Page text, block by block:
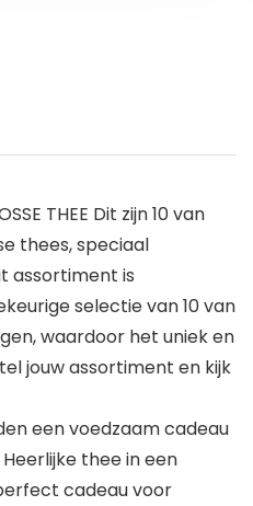
THEE Dit zijn 10 van
thees, speciaal
assortiment is
selectie van 10 van
waardoor het uniek en
jouw assortiment en kijk
een voedzaam cadeau
thee in een
cadeau voor